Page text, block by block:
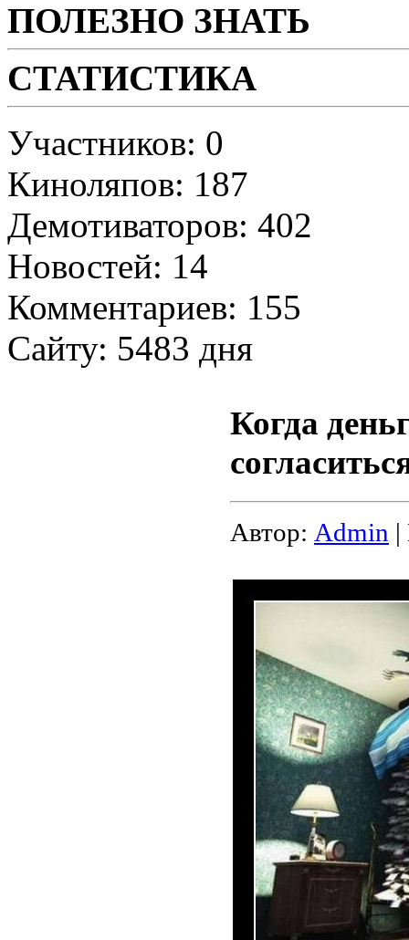
ПОЛЕЗНО ЗНАТЬ
СТАТИСТИКА
Участников: 0
Киноляпов: 187
Демотиваторов: 402
Новостей: 14
Комментариев: 155
Сайту: 5483 дня
Когда
Автор: Admin |